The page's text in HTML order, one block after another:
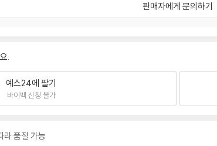
판매자에게 문의하기
.
예스24에 팔기
바이백 신청 불가
라 품절 가능